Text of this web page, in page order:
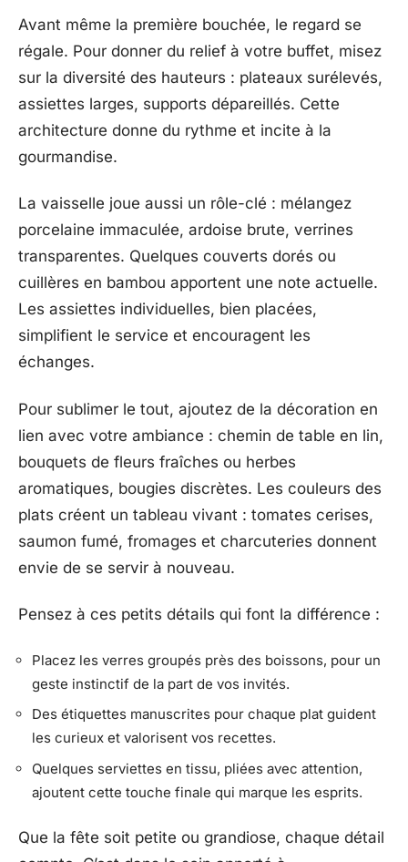
Avant même la première bouchée, le regard se
régale. Pour donner du relief à votre buffet, misez
sur la diversité des hauteurs : plateaux surélevés,
assiettes larges, supports dépareillés. Cette
architecture donne du rythme et incite à la
gourmandise.
La vaisselle joue aussi un rôle-clé : mélangez
porcelaine immaculée, ardoise brute, verrines
transparentes. Quelques couverts dorés ou
cuillères en bambou apportent une note actuelle.
Les assiettes individuelles, bien placées,
simplifient le service et encouragent les
échanges.
Pour sublimer le tout, ajoutez de la décoration en
lien avec votre ambiance : chemin de table en lin,
bouquets de fleurs fraîches ou herbes
aromatiques, bougies discrètes. Les couleurs des
plats créent un tableau vivant : tomates cerises,
saumon fumé, fromages et charcuteries donnent
envie de se servir à nouveau.
Pensez à ces petits détails qui font la différence :
Placez les verres groupés près des boissons, pour un
geste instinctif de la part de vos invités.
Des étiquettes manuscrites pour chaque plat guident
les curieux et valorisent vos recettes.
Quelques serviettes en tissu, pliées avec attention,
ajoutent cette touche finale qui marque les esprits.
Que la fête soit petite ou grandiose, chaque détail